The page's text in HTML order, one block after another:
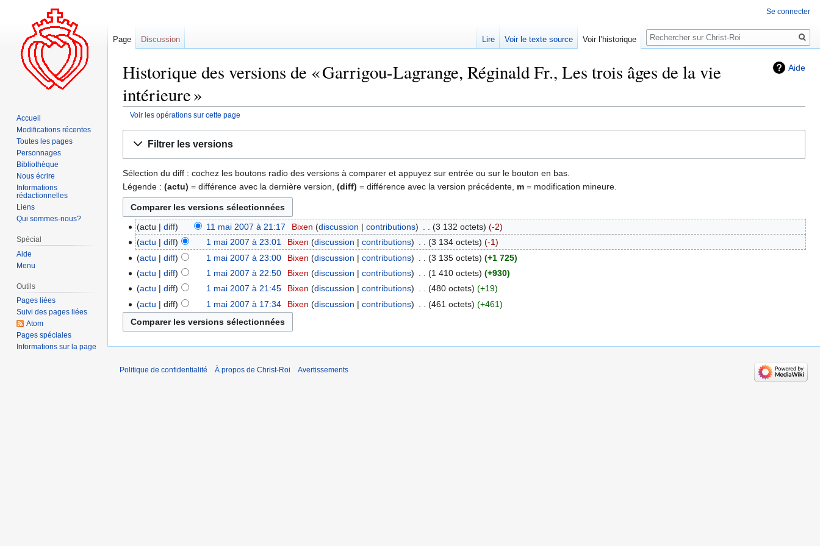
Aide
Historique des versions de « Garrigou-Lagrange, Réginald Fr., Les trois âges de la vie
intérieure »
Voir les opérations sur cette page
navigation
recherche
Filtrer les versions
Sélection du diff : cochez les boutons radio des versions à comparer et appuyez sur entrée ou sur le bouton en bas.
Légende : (actu) = différence avec la dernière version, (diff) = différence avec la version précédente, m = modification mineure.
actu diff 11 mai 2007 à 21:17 Bixen discussion contributions 3 132 octets
-2
actu
diff 1 mai 2007 à 23:01 Bixen discussion contributions 3 134 octets
-1
actu
diff 1 mai 2007 à 23:00 Bixen discussion contributions 3 135 octets
+1 725
actu
diff 1 mai 2007 à 22:50 Bixen discussion contributions 1 410 octets
+930
actu
diff 1 mai 2007 à 21:45 Bixen discussion contributions 480 octets
+19
actu
diff 1 mai 2007 à 17:34 Bixen discussion contributions 461 octets +461
Se connecter
Page Discussion Lire Voir le texte source Voir l’historique
Rechercher
Accueil
Modifications récentes
Toutes les pages
Personnages
Bibliothèque
Nous écrire
Informations
rédactionnelles
Liens
Qui sommes-nous?
Spécial
Aide
Menu
Outils
Pages liées
Suivi des pages liées
Atom
Pages spéciales
Informations sur la page
Politique de confidentialité À propos de Christ-Roi Avertissements